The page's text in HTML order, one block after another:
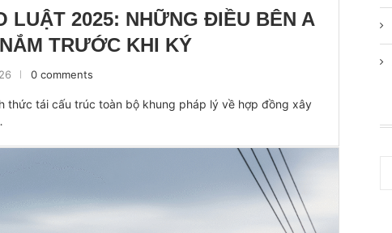
LUẬT 2025: NHỮNG ĐIỀU BÊN A
TRƯỚC KHI KÝ
0 comments
thức tái cấu trúc toàn bộ khung pháp lý về hợp đồng xây